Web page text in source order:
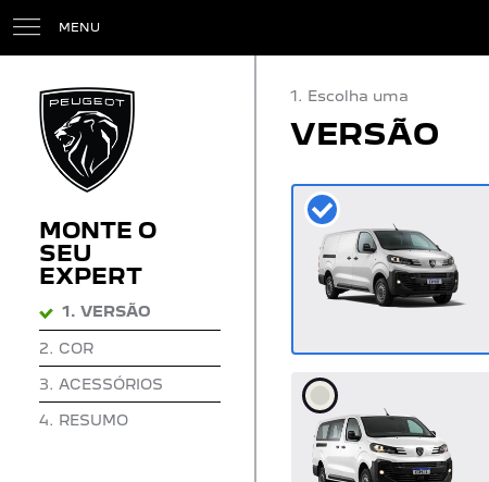
MENU
MONTE O
SEU
EXPERT
1. VERSÃO
2. COR
3. ACESSÓRIOS
4. RESUMO
1. Escolha uma
VERSÃO